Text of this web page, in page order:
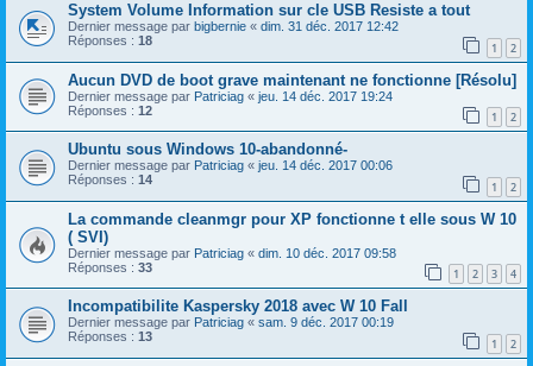
System Volume Information sur cle USB Resiste a tout
Dernier message par bigbernie « dim. 31 déc. 2017 12:42
Réponses : 18 1 2
Aucun DVD de boot grave maintenant ne fonctionne [Résolu]
Dernier message par Patriciag « jeu. 14 déc. 2017 19:24
Réponses : 12 1 2
Ubuntu sous Windows 10-abandonné-
Dernier message par Patriciag « jeu. 14 déc. 2017 00:06
Réponses : 14 1 2
La commande cleanmgr pour XP fonctionne t elle sous W 10
( SVI)
Dernier message par Patriciag « dim. 10 déc. 2017 09:58
Réponses : 33 1 2 3 4
Incompatibilite Kaspersky 2018 avec W 10 Fall
Dernier message par Patriciag « sam. 9 déc. 2017 00:19
Réponses : 13 1 2